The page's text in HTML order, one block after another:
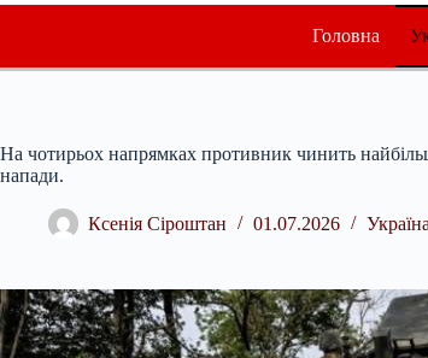
Головна
На чотирьох напрямках противник чинить
напади.
Ксенія Сіроштан 01.07.2026 Україна